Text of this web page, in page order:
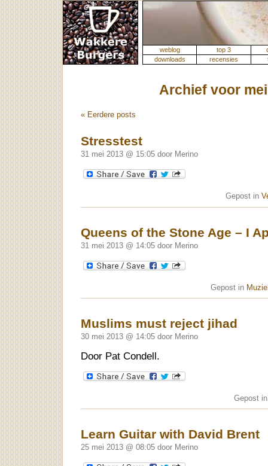
weblog top 3
downloads
recensies
Archief voor
« Eerdere posts
Stresstest
31 mei 2013 @ 15:05 door Merino
Gepost in
Queens of the Stone Age – I
31 mei 2013 @ 14:05 door Merino
Gepost in
Muslims must reject jihad
30 mei 2013 @ 14:05 door Merino
Door Pat Condell.
Gepost
Learn Guitar with David Brent
25 mei 2013 @ 08:05 door Merino